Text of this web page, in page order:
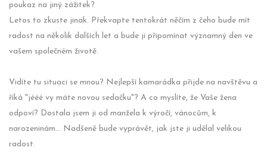
poukaz na jiný zážitek?
Letos to zkuste jinak. Překvapte tentokrát něčím z čeho bude mít
radost na několik dalších let a bude ji připomínat významný den ve
vašem společném životě.
Vidíte tu situaci se mnou? Nejlepší kamarádka přijde na navštěvu a
říká "jééé vy máte novou sedačku"? A co myslíte, že Vaše žena
odpoví? Dostala jsem ji od manžela k výročí, vánocům, k
narozeninám... Nadšeně bude vyprávět, jak jste ji udělal velikou
radost.